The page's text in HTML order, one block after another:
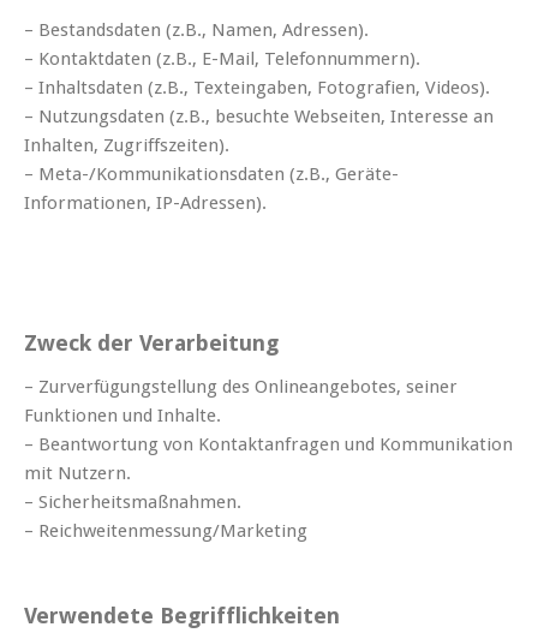
– Bestandsdaten (z.B., Namen, Adressen).
– Kontaktdaten (z.B., E-Mail, Telefonnummern).
– Inhaltsdaten (z.B., Texteingaben, Fotografien, Videos).
– Nutzungsdaten (z.B., besuchte Webseiten, Interesse an
Inhalten, Zugriffszeiten).
– Meta-/Kommunikationsdaten (z.B., Geräte-
Informationen, IP-Adressen).
Zweck der Verarbeitung
– Zurverfügungstellung des Onlineangebotes, seiner
Funktionen und Inhalte.
– Beantwortung von Kontaktanfragen und Kommunikation
mit Nutzern.
– Sicherheitsmaßnahmen.
– Reichweitenmessung/Marketing
Verwendete Begrifflichkeiten